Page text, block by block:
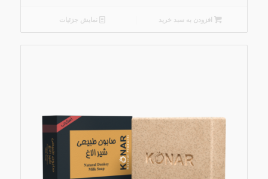
افزودن به سبد خرید نمایش جزئیات